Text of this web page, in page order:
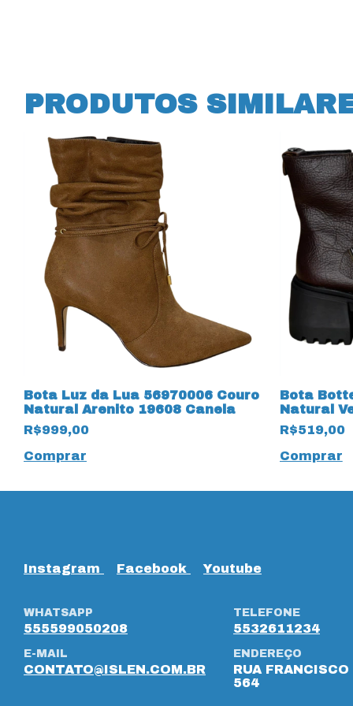
PRODUTOS
Bota Luz da Lua 56970006 Couro
Natural Arenito 19608 Canela
R$999,00
Comprar
Bota
Natural
R$519,00
Comprar
Instagram Facebook Youtube
WHATSAPP
555599050208
TELEFONE
5532611234
E-MAIL
CONTATO@ISLEN.COM.BR
ENDEREÇO
RUA
564